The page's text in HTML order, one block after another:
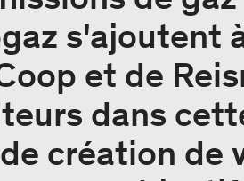
s'ajoutent
et de
dans
création de